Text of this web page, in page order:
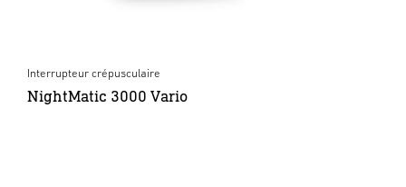
Interrupteur crépusculaire
NightMatic 3000 Vario